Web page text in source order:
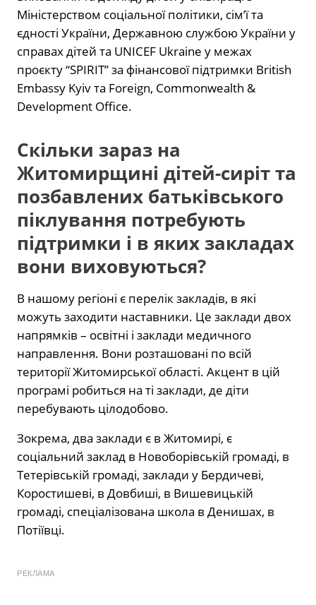
Міністерством соціальної політики, сім’ї та
єдності України, Державною службою України у
справах дітей та UNICEF Ukraine у межах
проєкту “SPIRIT” за фінансової підтримки British
Embassy Kyiv та Foreign, Commonwealth &
Development Office.
Скільки зараз на
Житомирщині дітей-сиріт та
позбавлених батьківського
піклування потребують
підтримки і в яких закладах
вони виховуються?
В нашому регіоні є перелік закладів, в які
можуть заходити наставники. Це заклади двох
напрямків – освітні і заклади медичного
направлення. Вони розташовані по всій
території Житомирської області. Акцент в цій
програмі робиться на ті заклади, де діти
перебувають цілодобово.
Зокрема, два заклади є в Житомирі, є
соціальний заклад в Новоборівській громаді, в
Тетерівській громаді, заклади у Бердичеві,
Коростишеві, в Довбиші, в Вишевицькій
громаді, спеціалізована школа в Денишах, в
Потіївці.
РЕКЛАМА